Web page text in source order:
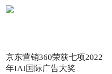
京东营销360荣获七项2022
年IAI国际广告大奖